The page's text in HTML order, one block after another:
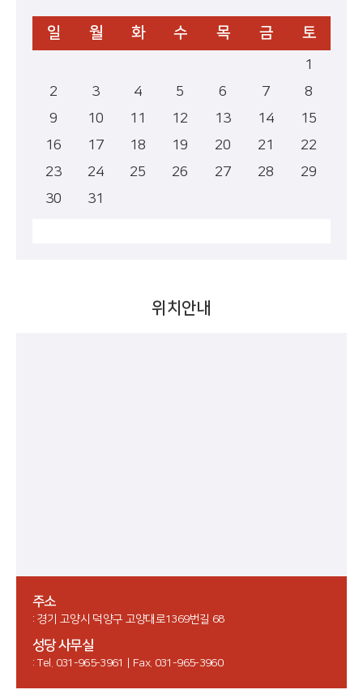
일 월 화 수 목 금 토
1
2
3 4 5 6 7
8
9
10 11 12 13 14
15
16
17 18 19 20 21
22
23
24 25 26 27 28
29
30
31
위치안내
주소
: 경기 고양시 덕양구 고양대로1369번길 68
성당 사무실
: Tel. 031-965-3961 | Fax. 031-965-3960